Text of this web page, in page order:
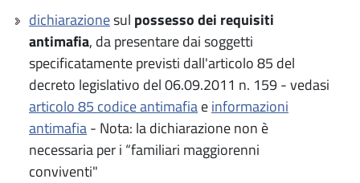
dichiarazionesul possesso dei requisiti
antimafia, da presentare dai soggetti
specificatamente previsti dall'articolo 85 del
decreto legislativo del 06.09.2011 n. 159 - vedasi
articolo 85 codice antimafiaeinformazioni
antimafia- Nota: la dichiarazione non è
necessaria per i “familiari maggiorenni
conviventi"